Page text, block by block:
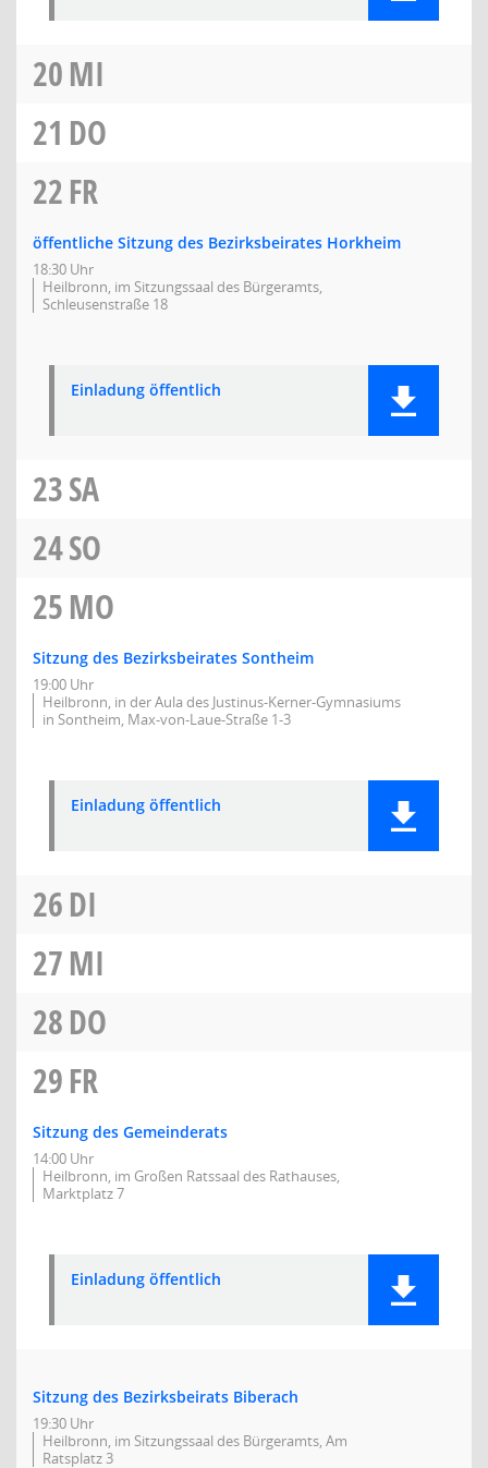
20MI
21 DO
22FR
öffentliche Sitzung des Bezirksbeirates Horkheim
18:30 Uhr
Heilbronn, im Sitzungssaal des Bürgeramts,
Schleusenstraße 18
Einladung öffentlich
23SA
24SO
25MO
Sitzung des Bezirksbeirates Sontheim
19:00 Uhr
Heilbronn, in der Aula des Justinus-Kerner-Gymnasiums
in Sontheim, Max-von-Laue-Straße 1-3
Einladung öffentlich
26DI
27MI
28DO
29FR
Sitzung des Gemeinderats
14:00 Uhr
Heilbronn, im Großen Ratssaal des Rathauses,
Marktplatz 7
Einladung öffentlich
Sitzung des Bezirksbeirats Biberach
19:30 Uhr
Heilbronn, im Sitzungssaal des Bürgeramts, Am
Ratsplatz 3